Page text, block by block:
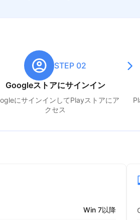
STEP 02
Googleストアにサインイン
にサインインしてPlayストアにア
クセス
Win 7以降